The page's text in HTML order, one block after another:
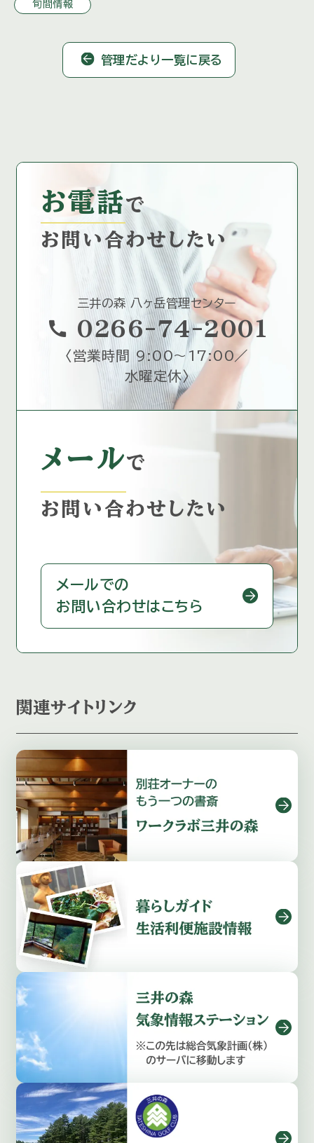
で 早めのご連絡 […]
旬間情報
管理だより一覧に戻る
お電話で
お問い合わせしたい
三井の森 八ヶ岳管理センター
call 0266-74-2001
〈 営業時間 9:00～17:00／
水曜定休〉
メールで
お問い合わせしたい
メールでの
お問い合わせはこちら
関連サイトリンク